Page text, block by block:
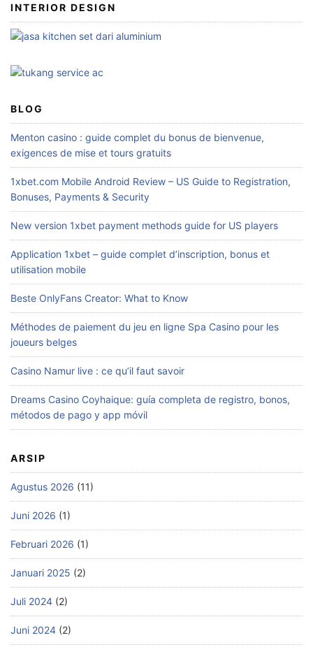
i
u
n
u
INTERIOR DESIGN
BLOG
Menton casino : guide complet du bonus de bienvenue,
exigences de mise et tours gratuits
1xbet.com Mobile Android Review – US Guide to Registration,
Bonuses, Payments & Security
New version 1xbet payment methods guide for US players
Application 1xbet – guide complet d’inscription, bonus et
utilisation mobile
Beste OnlyFans Creator: What to Know
Méthodes de paiement du jeu en ligne Spa Casino pour les
joueurs belges
Casino Namur live : ce qu’il faut savoir
Dreams Casino Coyhaique: guía completa de registro, bonos,
métodos de pago y app móvil
ARSIP
Agustus 2026 (11)
Juni 2026 (1)
Februari 2026 (1)
Januari 2025 (2)
Juli 2024 (2)
Juni 2024 (2)